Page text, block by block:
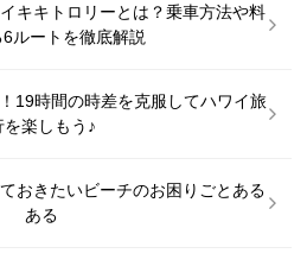
キキトロリーとは？乗車方法や料
ルートを徹底解説
19時間の時差を克服してハワイ旅
を楽しもう♪
おきたいビーチのお困りごとある
ある